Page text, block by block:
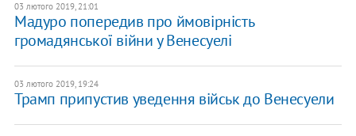
03 лютого 2019, 21:01
Мадуро попередив про ймовірність
громадянської війни у Венесуелі
03 лютого 2019, 19:24
Трамп припустив уведення військ до Венесуели